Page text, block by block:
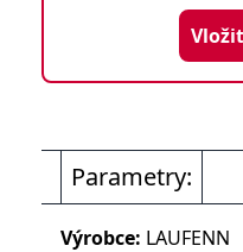
Parametry:
Výrobce: LAUFENN